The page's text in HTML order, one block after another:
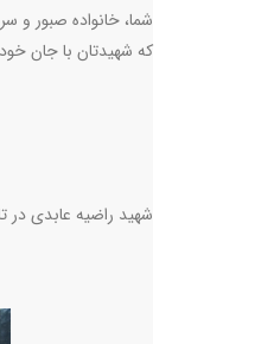
شما، خانواده صبور و
که شهیدتان با جان
شهید راضیه عابدی در تاریخ ۱۵ اسفندماه ۱۴۰۴ بر اثر حملات دشمن آمریکایی-